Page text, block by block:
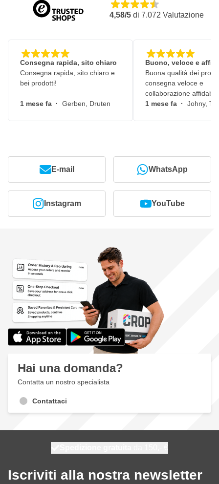
4,58/5 di 7.072 Valutazione
Consegna rapida, sito chiaro
Consegna rapida, sito chiaro e
bei prodotti!
1 mese fa · Gerben, Druten
Buono, veloce e
Buona qualità dei
consegna veloce e
collaborazione
1 mese fa · Johny,
E-mail WhatsApp
Instagram YouTube
Hai una domanda?
Contatta un nostro specialista
Contattaci
Iscriviti alla nostra newsletter